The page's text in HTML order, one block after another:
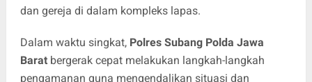
dan gereja di dalam kompleks lapas.
Dalam waktu singkat, Polres Subang Polda Jawa
Baratbergerak cepat melakukan langkah-langkah
pengamanan guna mengendalikan situasi dan